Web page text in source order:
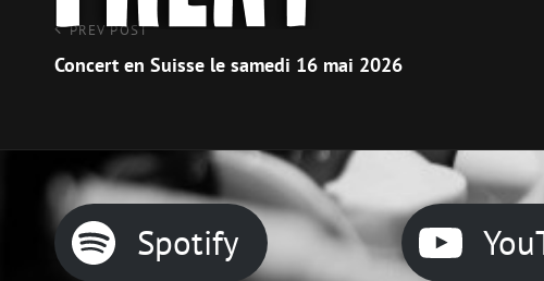
Navigation
de
Previous
Post
PREV POST
Concert en Suisse le samedi 16 mai 2026
Spotify